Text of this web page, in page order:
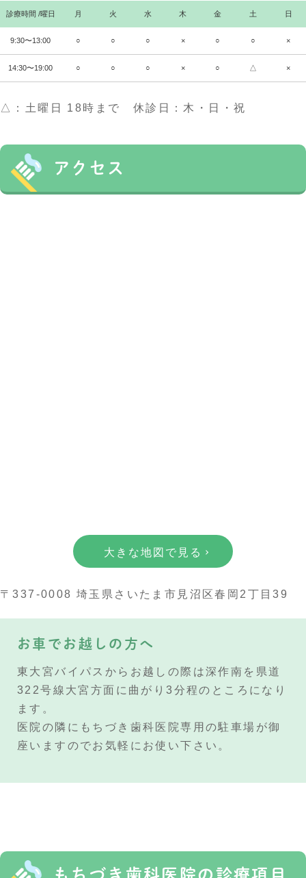
診療時間 /曜日 月 火 水 木 金 土 日
9:30〜13:00 ○ ○ ○ × ○ ○ ×
14:30〜19:00 ○ ○ ○ × ○ △ ×
△：土曜日 18時まで 休診日：木・日・祝
アクセス
大きな地図で見る
〒337-0008 埼玉県さいたま市見沼区春岡2丁目39
お車でお越しの方へ
東大宮バイパスからお越しの際は深作南を県道
322号線大宮方面に曲がり3分程のところになり
ます。
医院の隣にもちづき歯科医院専用の駐車場が御
座いますのでお気軽にお使い下さい。
もちづき歯科医院の 診療項目